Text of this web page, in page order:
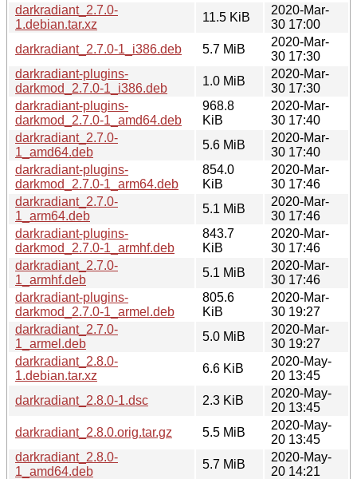
darkradiant_2.7.0-
1.debian.tar.xz
11.5 KiB
2020-Mar-
30 17:00
darkradiant_2.7.0-1_i386.deb
5.7 MiB
2020-Mar-
30 17:30
darkradiant-plugins-
darkmod_2.7.0-1_i386.deb
1.0 MiB
2020-Mar-
30 17:30
darkradiant-plugins-
darkmod_2.7.0-1_amd64.deb
968.8
KiB
2020-Mar-
30 17:40
darkradiant_2.7.0-
1_amd64.deb
5.6 MiB
2020-Mar-
30 17:40
darkradiant-plugins-
darkmod_2.7.0-1_arm64.deb
854.0
KiB
2020-Mar-
30 17:46
darkradiant_2.7.0-
1_arm64.deb
5.1 MiB
2020-Mar-
30 17:46
darkradiant-plugins-
darkmod_2.7.0-1_armhf.deb
843.7
KiB
2020-Mar-
30 17:46
darkradiant_2.7.0-
1_armhf.deb
5.1 MiB
2020-Mar-
30 17:46
darkradiant-plugins-
darkmod_2.7.0-1_armel.deb
805.6
KiB
2020-Mar-
30 19:27
darkradiant_2.7.0-
1_armel.deb
5.0 MiB
2020-Mar-
30 19:27
darkradiant_2.8.0-
1.debian.tar.xz
6.6 KiB
2020-May-
20 13:45
darkradiant_2.8.0-1.dsc
2.3 KiB
2020-May-
20 13:45
darkradiant_2.8.0.orig.tar.gz
5.5 MiB
2020-May-
20 13:45
darkradiant_2.8.0-
1_amd64.deb
5.7 MiB
2020-May-
20 14:21